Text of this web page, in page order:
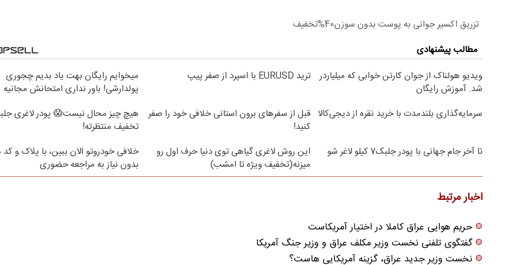
تزریق اکسیر جوانی به پوست بدون سوزن40%تخفیف
مطالب پیشنهادی
ویدیو هولناک از جوان کارتن خوابی که میلیاردر
شد. آموزش رایگان
ترید EURUSD با اسپرد از صفر پیپ
میخوایم رایگان بهت یاد بدیم چجوری
پولدارشی! باور نداری امتحانش مجانیه
سرمایه‌گذاری بلندمدت با خرید نقره از دیجی‌کالا قبل از سفرهای برون استانی خلافی خود را صفر
کنید!
هیچ چیز محال نیست😱 پودر لاغری
تخفیف منتظرته!
تا آخر جام جهانی با پودر جلبک7 کیلو لاغر شو
این روش لاغری گیاهی توی دنیا حرف اول رو
میزنه(تخفیف ویژه تا امشب)
خلافی خودروتو الان ببین، با پلاک و کد
بدون نیاز به مراجعه حضوری
اخبار مرتبط
حریم هوایی عراق کاملا در اختیار آمریکاست
گفتگوی تلفنی نخست وزیر مکلف عراق و وزیر جنگ آمریکا
نخست وزیر جدید عراق، گزینه آمریکایی هاست؟